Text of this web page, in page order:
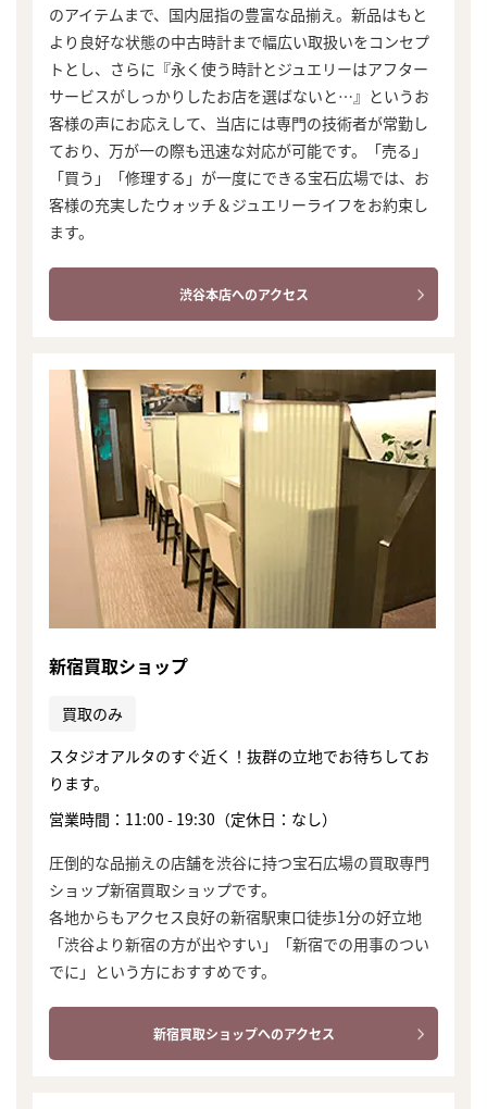
のアイテムまで、国内屈指の豊富な品揃え。新品はもと
より良好な状態の中古時計まで幅広い取扱いをコンセプ
トとし、さらに『永く使う時計とジュエリーはアフター
サービスがしっかりしたお店を選ばないと…』というお
客様の声にお応えして、当店には専門の技術者が常勤し
ており、万が一の際も迅速な対応が可能です。「売る」
「買う」「修理する」が一度にできる宝石広場では、お
客様の充実したウォッチ＆ジュエリーライフをお約束し
ます。
渋谷本店へのアクセス
新宿買取ショップ
買取のみ
スタジオアルタのすぐ近く！抜群の立地でお待ちしてお
ります。
営業時間：11:00 - 19:30（定休日：なし）
圧倒的な品揃えの店舗を渋谷に持つ宝石広場の買取専門
ショップ新宿買取ショップです。
各地からもアクセス良好の新宿駅東口徒歩1分の好立地
「渋谷より新宿の方が出やすい」「新宿での用事のつい
でに」という方におすすめです。
新宿買取ショップへのアクセス